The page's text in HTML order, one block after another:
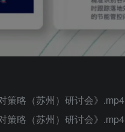
策略（苏州）研讨会》.mp4
策略（苏州）研讨会》.mp4